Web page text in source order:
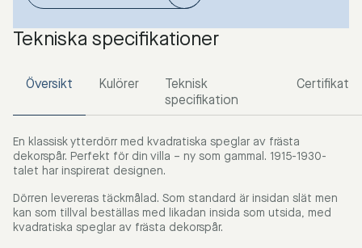
Tekniska specifikationer
Översikt Kulörer
Teknisk
specifikation
Certifikat
En klassisk ytterdörr med kvadratiska speglar av frästa
dekorspår. Perfekt för din villa – ny som gammal. 1915-1930-
talet har inspirerat designen.
Dörren levereras täckmålad. Som standard är insidan slät men
kan som tillval beställas med likadan insida som utsida, med
kvadratiska speglar av frästa dekorspår.